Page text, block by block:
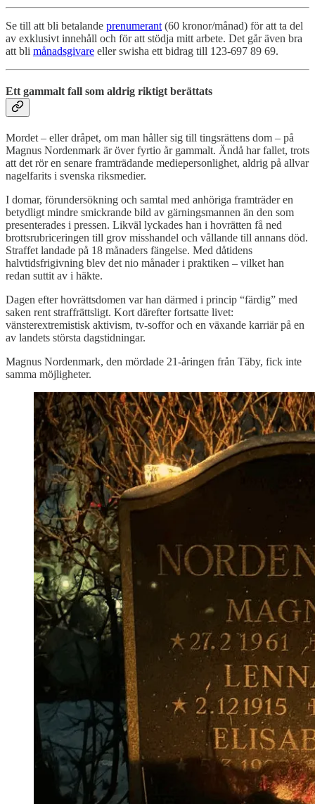
Se till att bli betalande prenumerant (60 kronor/månad) för att ta del
av exklusivt innehåll och för att stödja mitt arbete. Det går även bra
att bli månadsgivare eller swisha ett bidrag till 123-697 89 69.
Ett gammalt fall som aldrig riktigt berättats
Mordet – eller dråpet, om man håller sig till tingsrättens dom – på
Magnus Nordenmark är över fyrtio år gammalt. Ändå har fallet, trots
att det rör en senare framträdande mediepersonlighet, aldrig på allvar
nagelfarits i svenska riksmedier.
I domar, förundersökning och samtal med anhöriga framträder en
betydligt mindre smickrande bild av gärningsmannen än den som
presenterades i pressen. Likväl lyckades han i hovrätten få ned
brottsrubriceringen till grov misshandel och vållande till annans död.
Straffet landade på 18 månaders fängelse. Med dåtidens
halvtidsfrigivning blev det nio månader i praktiken – vilket han
redan suttit av i häkte.
Dagen efter hovrättsdomen var han därmed i princip “färdig” med
saken rent straffrättsligt. Kort därefter fortsatte livet:
vänsterextremistisk aktivism, tv-soffor och en växande karriär på en
av landets största dagstidningar.
Magnus Nordenmark, den mördade 21-åringen från Täby, fick inte
samma möjligheter.